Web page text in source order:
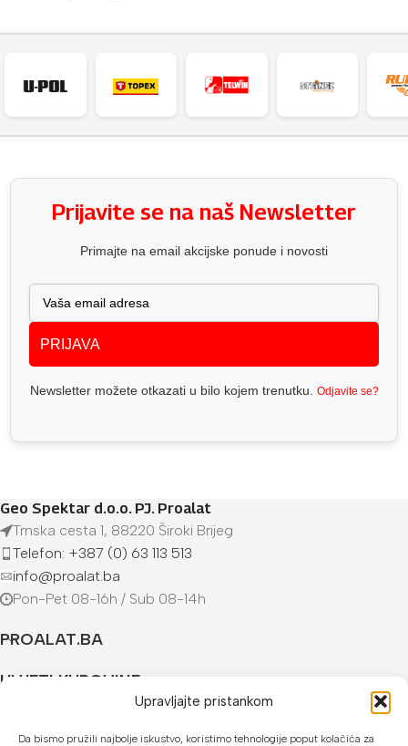
Upravljajte pristankom
Da bismo pružili najbolje iskustvo, koristimo tehnologije poput kolačića za
Prijavite se na naš Newsletter
Primajte na email akcijske ponude i novosti
PRIJAVA
Newsletter možete otkazati u bilo kojem trenutku. Odjavite se?
Geo Spektar d.o.o. PJ. Proalat
Trnska cesta 1, 88220 Široki Brijeg
Telefon: +387 (0) 63 113 513
info@proalat.ba
Pon-Pet 08-16h / Sub 08-14h
PROALAT.BA
UVJETI KUPOVINE